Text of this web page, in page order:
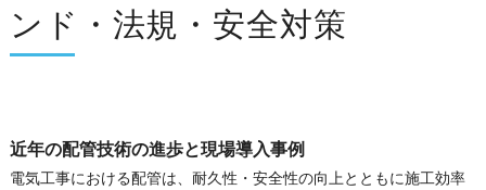
ンド・法規・安全対策
近年の配管技術の進歩と現場導入事例
電気工事における配管は、耐久性・安全性の向上とともに施工効率